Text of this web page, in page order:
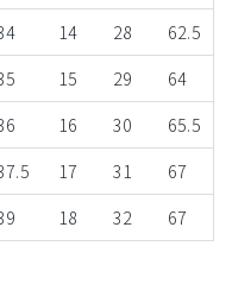
14 28
62.5
15 29
64
16 30
65.5
17 31
67
18 32 67